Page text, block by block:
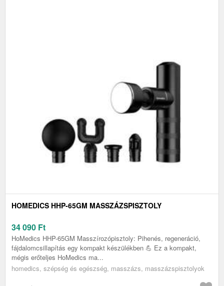
HOMEDICS HHP-65GM MASSZÁZSPISZTOLY
34 090 Ft
HoMedics HHP-65GM Masszírozópisztoly: Pihenés, regeneráció,
fájdalomcsillapítás egy kompakt készülékben 💪 Ez a kompakt,
mégis erőteljes HoMedics ma...
homedics, szépség és egészség, masszázs, masszázspisztolyok